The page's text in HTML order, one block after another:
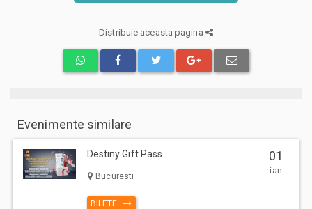
Distribuie aceasta pagina
Evenimente similare
Destiny Gift Pass
Bucuresti
BILETE
01
ian